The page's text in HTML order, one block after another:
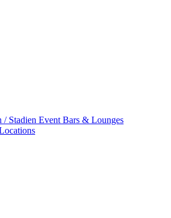
/ Stadien Event Bars & Lounges